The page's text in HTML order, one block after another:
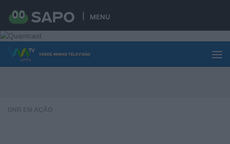
MENU
Skip to content